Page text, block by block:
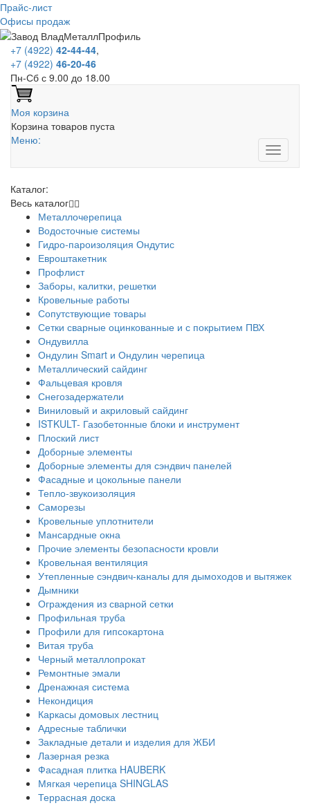
Прайс-лист
Офисы продаж
+7 (4922) 42-44-44,
+7 (4922) 46-20-46
Пн-Сб с 9.00 до 18.00
Моя корзина
Корзина товаров пуста
Меню:
Каталог:
Весь каталог
Металлочерепица
Водосточные системы
Гидро-пароизоляция Ондутис
Евроштакетник
Профлист
Заборы, калитки, решетки
Кровельные работы
Сопутствующие товары
Сетки сварные оцинкованные и с покрытием ПВХ
Ондувилла
Ондулин Smart и Ондулин черепица
Металлический сайдинг
Фальцевая кровля
Снегозадержатели
Виниловый и акриловый сайдинг
ISTKULT- Газобетонные блоки и инструмент
Плоский лист
Доборные элементы
Доборные элементы для сэндвич панелей
Фасадные и цокольные панели
Тепло-звукоизоляция
Саморезы
Кровельные уплотнители
Мансардные окна
Прочие элементы безопасности кровли
Кровельная вентиляция
Утепленные сэндвич-каналы для дымоходов и вытяжек
Дымники
Ограждения из сварной сетки
Профильная труба
Профили для гипсокартона
Витая труба
Черный металлопрокат
Ремонтные эмали
Дренажная система
Некондиция
Каркасы домовых лестниц
Адресные таблички
Закладные детали и изделия для ЖБИ
Лазерная резка
Фасадная плитка HAUBERK
Мягкая черепица SHINGLAS
Террасная доска